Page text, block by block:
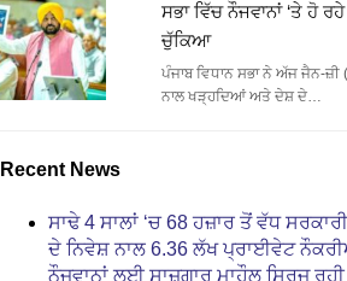
ਸਭਾ ਵਿੱਚ ਨੌਜਵਾਨਾਂ ‘ਤੇ ਹੋ
ਚੁੱਕਿਆ
ਪੰਜਾਬ ਵਿਧਾਨ ਸਭਾ ਨੇ ਅੱਜ ਜੈਨ-ਜ਼ੀ
ਨਾਲ ਖੜ੍ਹਦਿਆਂ ਅਤੇ ਦੇਸ਼ ਦੇ…
Recent News
ਸਾਢੇ 4 ਸਾਲਾਂ ‘ਚ 68 ਹਜ਼ਾਰ ਤੋਂ ਵੱਧ
ਦੇ ਨਿਵੇਸ਼ ਨਾਲ 6.36 ਲੱਖ ਪ੍ਰਾਈਵੇਟ
ਨੌਜਵਾਨਾਂ ਲਈ ਸਾਜ਼ਗਾਰ ਮਾਹੌਲ ਸਿਰਜ